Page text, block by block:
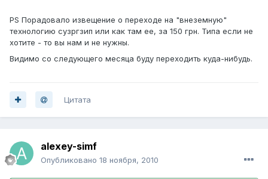
PS Порадовало извещение о переходе на "внеземную"
технологию сузргзип или как там ее, за 150 грн. Типа если не
хотите - то вы нам и не нужны.
Видимо со следующего месяца буду переходить куда-нибудь.
Цитата
alexey-simf
Опубликовано 18 ноября, 2010